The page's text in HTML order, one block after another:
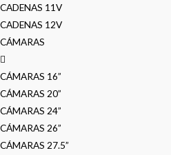
CADENAS 11V
CADENAS 12V
CÁMARAS
CÁMARAS 16”
CÁMARAS 20”
CÁMARAS 24”
CÁMARAS 26”
CÁMARAS 27.5”